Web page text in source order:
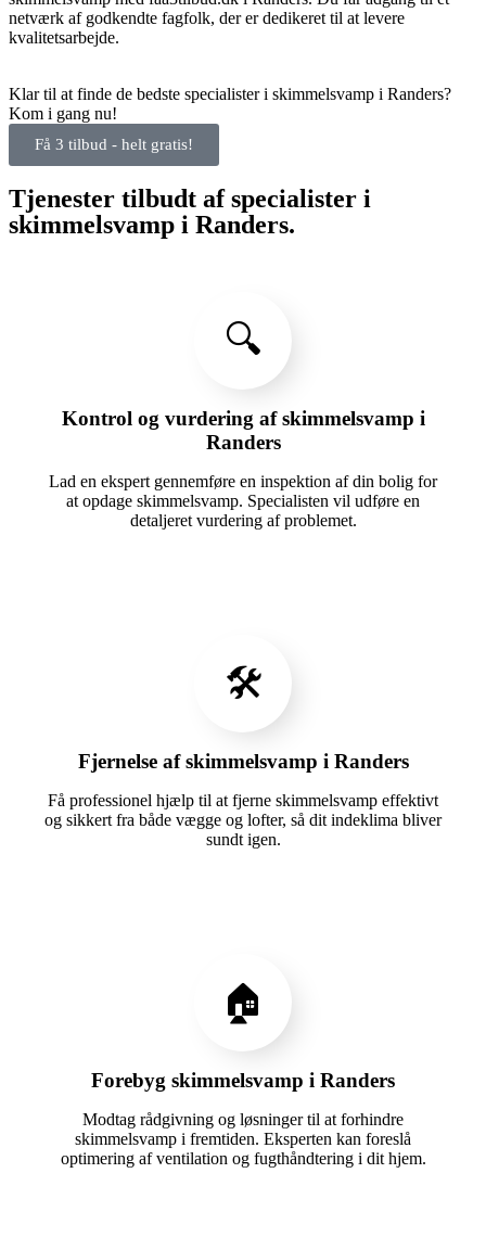
netværk af godkendte fagfolk, der er dedikeret til at levere
kvalitetsarbejde.
Klar til at finde de bedste specialister i skimmelsvamp i Randers?
Kom i gang nu!
Få 3 tilbud - helt gratis!
Tjenester tilbudt af specialister i
skimmelsvamp i Randers.
🔍
Kontrol og vurdering af skimmelsvamp i
Randers
Lad en ekspert gennemføre en inspektion af din bolig for
at opdage skimmelsvamp. Specialisten vil udføre en
detaljeret vurdering af problemet.
🛠️
Fjernelse af skimmelsvamp i Randers
Få professionel hjælp til at fjerne skimmelsvamp effektivt
og sikkert fra både vægge og lofter, så dit indeklima bliver
sundt igen.
🏠
Forebyg skimmelsvamp i Randers
Modtag rådgivning og løsninger til at forhindre
skimmelsvamp i fremtiden. Eksperten kan foreslå
optimering af ventilation og fugthåndtering i dit hjem.